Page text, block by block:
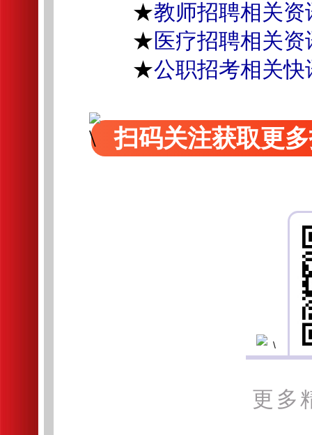
★教师招聘相关资
★医疗招聘相关资
★公职招考相关快
扫码关注获取更
更多